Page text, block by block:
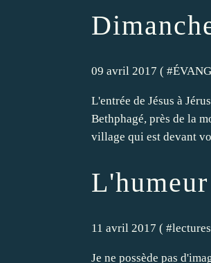
09 avril 2017 ( #
L'entrée de Jésus à
Bethphagé, près de la
village qui est devant
11 avril 2017 ( #lectures
Je ne possède pas